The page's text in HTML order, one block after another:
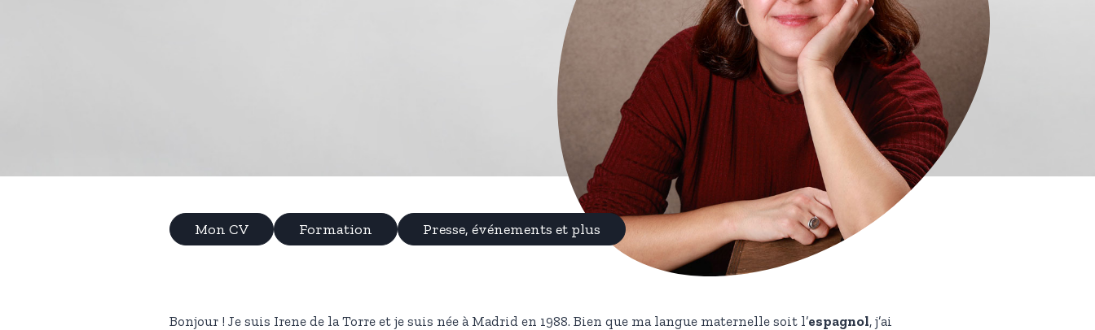
Mon CV Formation Presse, événements et plus
Bonjour ! Je suis Irene de la Torre et je suis née à Madrid en 1988. Bien que ma langue maternelle soit l’espagnol, j’ai